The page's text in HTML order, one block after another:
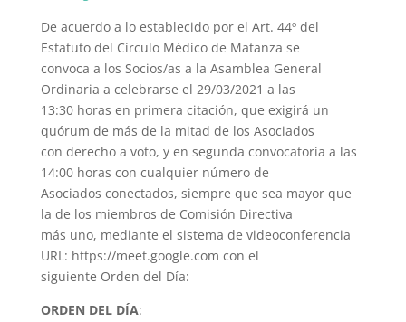
De acuerdo a lo establecido por el Art. 44º del
Estatuto del Círculo Médico de Matanza se
convoca a los Socios/as a la Asamblea General
Ordinaria a celebrarse el 29/03/2021 a las
13:30 horas en primera citación, que exigirá un
quórum de más de la mitad de los Asociados
con derecho a voto, y en segunda convocatoria a las
14:00 horas con cualquier número de
Asociados conectados, siempre que sea mayor que
la de los miembros de Comisión Directiva
más uno, mediante el sistema de videoconferencia
URL: https://meet.google.com con el
siguiente Orden del Día:
ORDEN DEL DÍA: